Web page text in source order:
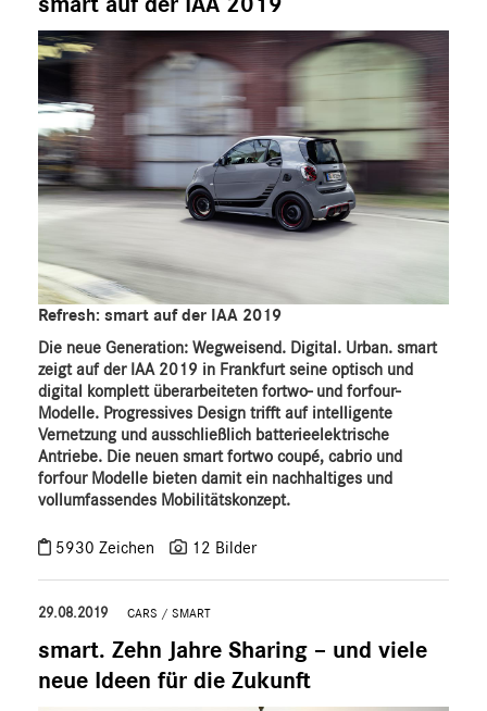
Refresh: smart auf der IAA 2019
Die neue Generation: Wegweisend. Digital. Urban. smart
zeigt auf der IAA 2019 in Frankfurt seine optisch und
digital komplett überarbeiteten fortwo- und forfour-
Modelle. Progressives Design trifft auf intelligente
Vernetzung und ausschließlich batterieelektrische
Antriebe. Die neuen smart fortwo coupé, cabrio und
forfour Modelle bieten damit ein nachhaltiges und
vollumfassendes Mobilitätskonzept.
5930 Zeichen 12 Bilder
29.08.2019 CARS / SMART
smart. Zehn Jahre Sharing – und viele
neue Ideen für die Zukunft